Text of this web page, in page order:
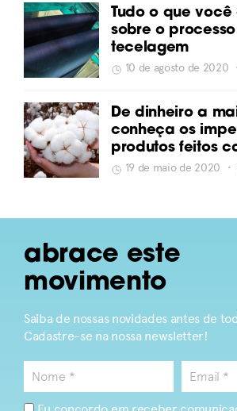
Tudo o que
sobre o
tecelagem
10 de agosto de 2020 •
De dinheiro a
conheça os
produtos feitos
19 de maio de 2020 •
abrace este
movimento
Saiba de nossas novidades antes de
Cadastre-se na nossa newsletter!